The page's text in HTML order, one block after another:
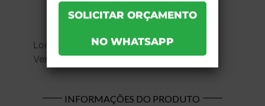
Lona 440g - 4x0 - 145x145cm - Sem
Verniz - 1 unid
INFORMAÇÕES DO PRODUTO